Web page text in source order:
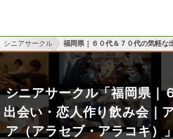
シニアサークル 福岡県｜６０代＆７０代の気軽な
シニアサークル「福岡県｜
出会い・恋人作り飲み会｜
ア（アラセブ・アラコキ）